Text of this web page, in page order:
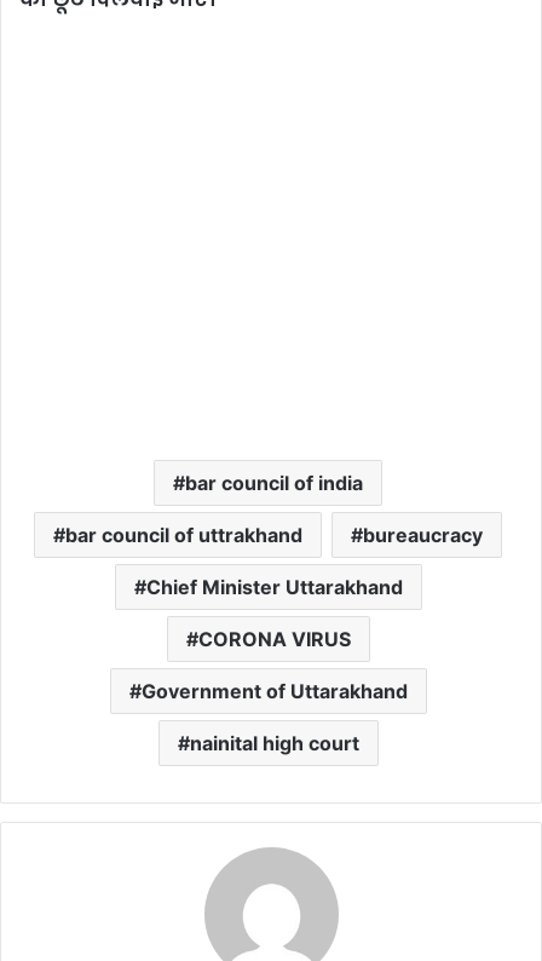
bar council of india
bar council of uttrakhand bureaucracy
Chief Minister Uttarakhand
CORONA VIRUS
Government of Uttarakhand
nainital high court